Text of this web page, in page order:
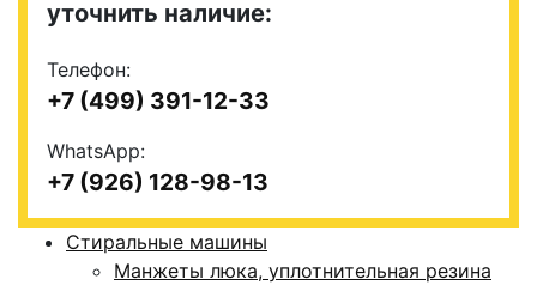
уточнить наличие:
Телефон:
+7 (499) 391-12-33
WhatsApp:
+7 (926) 128-98-13
Стиральные машины
Манжеты люка, уплотнительная резина